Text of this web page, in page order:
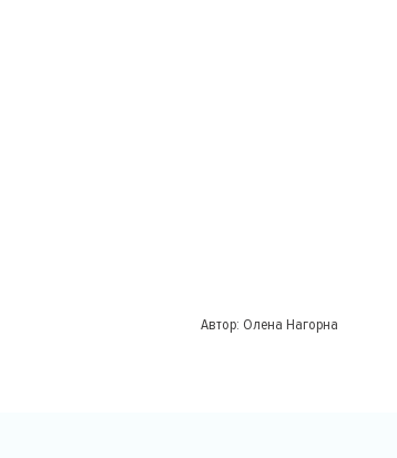
Автор: Олена Нагорна